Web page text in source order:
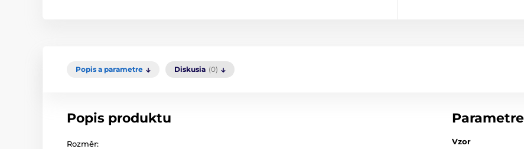
Popis a parametre Diskusia (0)
Popis produktu
Rozměr:
Parametre
Vzor